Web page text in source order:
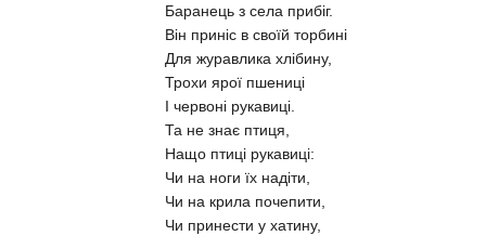
Баранець з села прибіг.
Він приніс в своїй торбині
Для журавлика хлібину,
Трохи ярої пшениці
І червоні рукавиці.
Та не знає птиця,
Нащо птиці рукавиці:
Чи на ноги їх надіти,
Чи на крила почепити,
Чи принести у хатину,